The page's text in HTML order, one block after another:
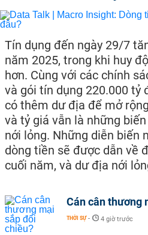
Tín dụng đến ngày 29/7
năm 2025, trong khi huy
hơn. Cùng với các chính
và gói tín dụng 220.000 tỷ
có thêm dư địa để mở
và tỷ giá vẫn là những
nới lỏng. Những diễn biến
dòng tiền sẽ được dẫn về
cuối năm, và dư địa nới
Cán cân thương
THỜI SỰ - 4 giờ trước